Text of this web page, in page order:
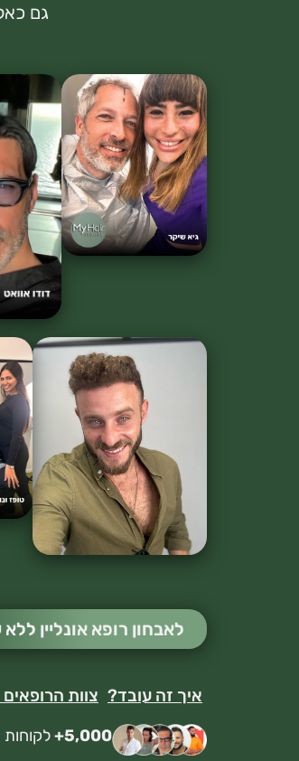
גם
לאבחון רופא אונליין
איך זה עובד? צוות
5,000+ לקוחות